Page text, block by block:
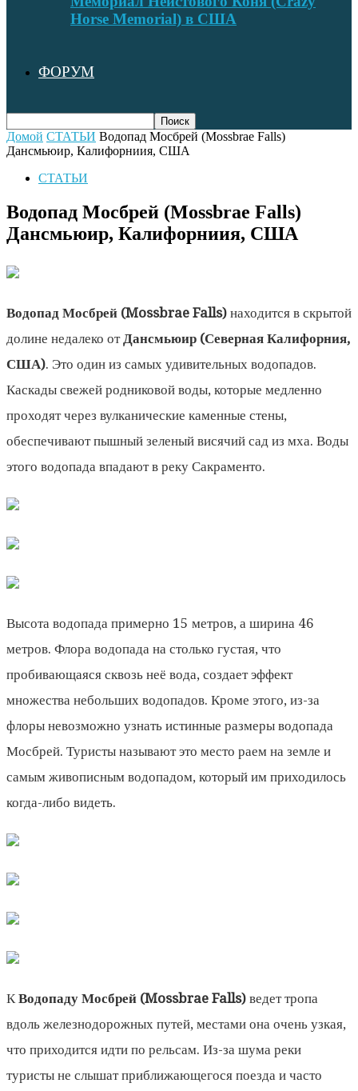
Horse Memorial) в США
ФОРУМ
Домой СТАТЬИ Водопад Мосбрей (Mossbrae Falls)
Дансмьюир, Калифорниия, США
СТАТЬИ
Водопад Мосбрей (Mossbrae Falls)
Дансмьюир, Калифорниия, США
Водопад Мосбрей (Mossbrae Falls) находится в скрытой
долине недалеко от Дансмьюир (Северная Калифорния,
США). Это один из самых удивительных водопадов.
Каскады свежей родниковой воды, которые медленно
проходят через вулканические каменные стены,
обеспечивают пышный зеленый висячий сад из мха. Воды
этого водопада впадают в реку Сакраменто.
Высота водопада примерно 15 метров, а ширина 46
метров. Флора водопада на столько густая, что
пробивающаяся сквозь неё вода, создает эффект
множества небольших водопадов. Кроме этого, из-за
флоры невозможно узнать истинные размеры водопада
Мосбрей. Туристы называют это место раем на земле и
самым живописным водопадом, который им приходилось
когда-либо видеть.
К Водопаду Мосбрей (Mossbrae Falls) ведет тропа
вдоль железнодорожных путей, местами она очень узкая,
что приходится идти по рельсам. Из-за шума реки
туристы не слышат приближающегося поезда и часто